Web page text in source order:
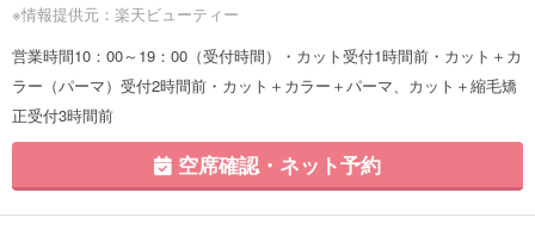
※情報提供元：楽天ビューティー
営業時間10：00～19：00（受付時間）・カット受付1時間前・カット＋カ
ラー（パーマ）受付2時間前・カット＋カラー＋パーマ、カット＋縮毛矯
正受付3時間前
空席確認・ネット予約